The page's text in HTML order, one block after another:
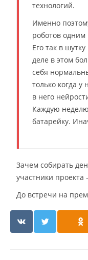
технологий.
Именно
роботов одним
Его так в
деле в этом
себя
только когда у
в него
Каждую
батарейку.
Зачем собирать
участники
До встречи на